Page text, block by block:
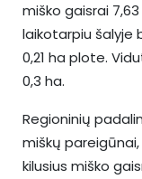
miško gaisrai
laikotarpiu šalyje
0,21 ha plote.
0,3 ha.
Regioninių
miškų
kilusius miško